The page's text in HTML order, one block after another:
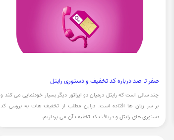
صفر تا صد درباره کد تخفیف و دستوری رایتل
چند سالی است که رایتل درمیان دو اپراتور دیگر بسیار خودنمایی می کند و
بر سر زبان ها افتاده است. دراین مطلب از تخفیف هات به بررسی کد
دستوری های رایتل و دریافت کد تخفیف آن می پردازیم.